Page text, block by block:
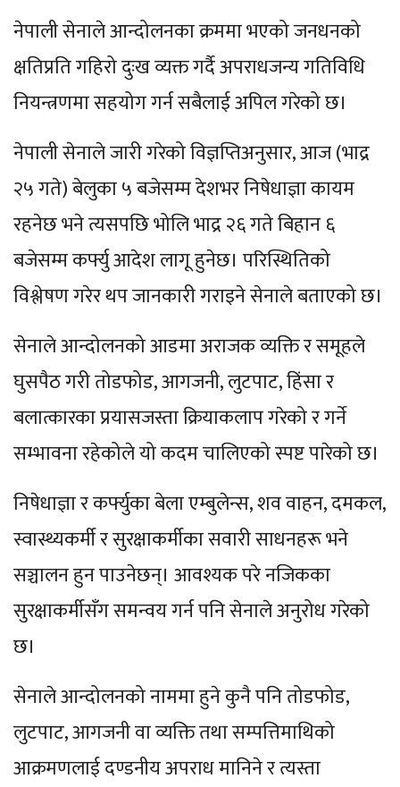
नेपाली सेनाले आन्दोलनका क्रममा भएको जनधनको
क्षतिप्रति गहिरो दुःख व्यक्त गर्दै अपराधजन्य गतिविधि
नियन्त्रणमा सहयोग गर्न सबैलाई अपिल गरेको छ।
नेपाली सेनाले जारी गरेको विज्ञप्तिअनुसार, आज (भाद्र
२५ गते) बेलुका ५ बजेसम्म देशभर निषेधाज्ञा कायम
रहनेछ भने त्यसपछि भोलि भाद्र २६ गते बिहान ६
बजेसम्म कर्फ्यु आदेश लागू हुनेछ। परिस्थितिको
विश्लेषण गरेर थप जानकारी गराइने सेनाले बताएको छ।
सेनाले आन्दोलनको आडमा अराजक व्यक्ति र समूहले
घुसपैठ गरी तोडफोड, आगजनी, लुटपाट, हिंसा र
बलात्कारका प्रयासजस्ता क्रियाकलाप गरेको र गर्ने
सम्भावना रहेकोले यो कदम चालिएको स्पष्ट पारेको छ।
निषेधाज्ञा र कर्फ्युका बेला एम्बुलेन्स, शव वाहन, दमकल,
स्वास्थ्यकर्मी र सुरक्षाकर्मीका सवारी साधनहरू भने
सञ्चालन हुन पाउनेछन्। आवश्यक परे नजिकका
सुरक्षाकर्मीसँग समन्वय गर्न पनि सेनाले अनुरोध गरेको
छ।
सेनाले आन्दोलनको नाममा हुने कुनै पनि तोडफोड,
लुटपाट, आगजनी वा व्यक्ति तथा सम्पत्तिमाथिको
आक्रमणलाई दण्डनीय अपराध मानिने र त्यस्ता